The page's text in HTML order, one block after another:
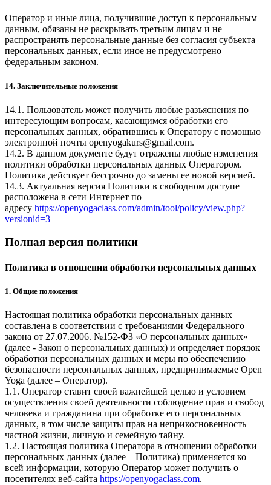
Оператор и иные лица, получившие доступ к персональным
данным, обязаны не раскрывать третьим лицам и не
распространять персональные данные без согласия субъекта
персональных данных, если иное не предусмотрено
федеральным законом.
14. Заключительные положения
14.1. Пользователь может получить любые разъяснения по
интересующим вопросам, касающимся обработки его
персональных данных, обратившись к Оператору с помощью
электронной почты openyogakurs@gmail.com.
14.2. В данном документе будут отражены любые изменения
политики обработки персональных данных Оператором.
Политика действует бессрочно до замены ее новой версией.
14.3. Актуальная версия Политики в свободном доступе
расположена в сети Интернет по
адресу https://openyogaclass.com/admin/tool/policy/view.php?
versionid=3
Полная версия политики
Политика в отношении обработки персональных данных
1. Общие положения
Настоящая политика обработки персональных данных
составлена в соответствии с требованиями Федерального
закона от 27.07.2006. №152-ФЗ «О персональных данных»
(далее - Закон о персональных данных) и определяет порядок
обработки персональных данных и меры по обеспечению
безопасности персональных данных, предпринимаемые Open
Yoga (далее – Оператор).
1.1. Оператор ставит своей важнейшей целью и условием
осуществления своей деятельности соблюдение прав и свобод
человека и гражданина при обработке его персональных
данных, в том числе защиты прав на неприкосновенность
частной жизни, личную и семейную тайну.
1.2. Настоящая политика Оператора в отношении обработки
персональных данных (далее – Политика) применяется ко
всей информации, которую Оператор может получить о
посетителях веб-сайта https://openyogaclass.com.